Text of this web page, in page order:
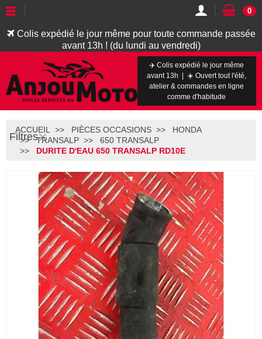
Colis expédié le jour même pour toute commande passée
avant 13h ! (du lundi au vendredi)
0
✈️ Colis expédié le jour même
avant 13h | ☀️ Ouvert tout l'été,
atelier & commandes en ligne
comme d'habitude
Filtres
ACCUEIL PIÈCES OCCASIONS
HONDA
TRANSALP
650 TRANSALP
DURITE D'EAU 650 TRANSALP RD10E